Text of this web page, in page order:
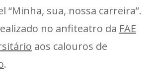
“Minha, sua, nossa carreira”.
no anfiteatro da FAE
aos calouros de
.